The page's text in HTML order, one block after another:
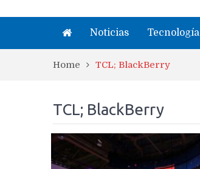
Noticias Tecnología
Home TCL; BlackBerry
TCL; BlackBerry